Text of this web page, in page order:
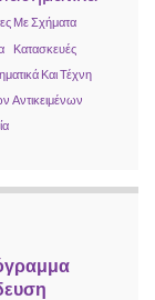
Με Σχήματα
Κατασκευές
Και Τέχνη
Αντικειμένων